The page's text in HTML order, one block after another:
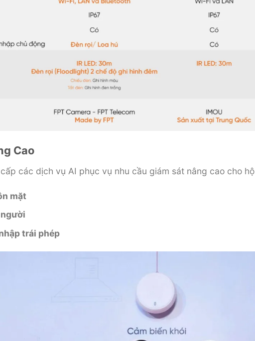
Cao
các dịch vụ AI phục vụ nhu cầu giám sát nâng cao cho
mặt
trái phép